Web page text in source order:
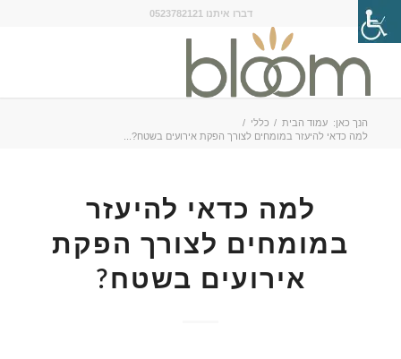
דברו איתנו 0523782121
הנך כאן: עמוד הבית / כללי /
למה כדאי להיעזר במומחים לצורך הפקת אירועים בשטח?...
למה כדאי להיעזר
במומחים לצורך הפקת
אירועים בשטח?